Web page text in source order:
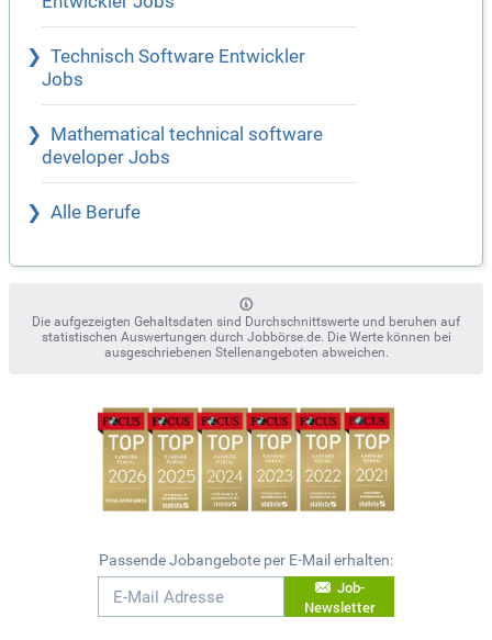
Technisch Software Entwickler
Jobs
Mathematical technical software
developer Jobs
Alle Berufe
Die aufgezeigten Gehaltsdaten sind Durchschnittswerte und beruhen auf
statistischen Auswertungen durch Jobbörse.de. Die Werte können bei
ausgeschriebenen Stellenangeboten abweichen.
Passende Jobangebote per E-Mail erhalten:
Job-
Newsletter